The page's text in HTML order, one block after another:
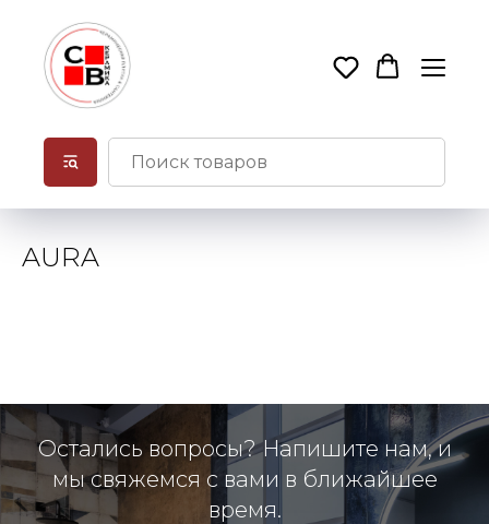
AURA
Остались вопросы? Напишите нам, и
мы свяжемся с вами в ближайшее
время.